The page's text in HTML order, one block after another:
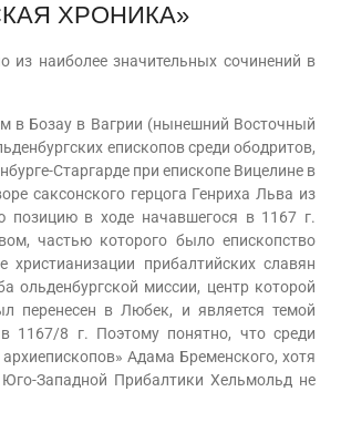
ХРОНИКА»
наиболее значительных сочинений в
Бозау в Вагрии (нынешний Восточный
епископов среди ободритов,
Старгарде при епископе Вицелине в
саксонского герцога Генриха Льва из
позицию в ходе начавшегося в 1167 г.
частью которого было епископство
христианизации прибалтийских славян
ольденбургской миссии, центр которой
перенесен в Любек, и является темой
1167/8 г. Поэтому понятно, что среди
Адама Бременского, хотя
Западной Прибалтики Хельмольд не